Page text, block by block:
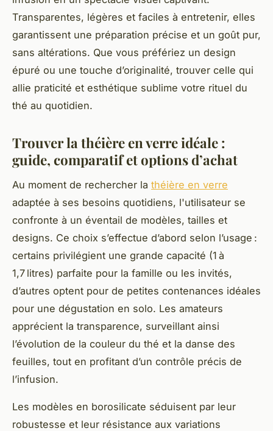
Transparentes, légères et faciles à entretenir, elles
garantissent une préparation précise et un goût pur,
sans altérations. Que vous préfériez un design
épuré ou une touche d’originalité, trouver celle qui
allie praticité et esthétique sublime votre rituel du
thé au quotidien.
Trouver la théière en verre idéale :
guide, comparatif et options d’achat
Au moment de rechercher la théière en verre
adaptée à ses besoins quotidiens, l'utilisateur se
confronte à un éventail de modèles, tailles et
designs. Ce choix s’effectue d’abord selon l’usage :
certains privilégient une grande capacité (1 à
1,7 litres) parfaite pour la famille ou les invités,
d’autres optent pour de petites contenances idéales
pour une dégustation en solo. Les amateurs
apprécient la transparence, surveillant ainsi
l’évolution de la couleur du thé et la danse des
feuilles, tout en profitant d’un contrôle précis de
l’infusion.
Les modèles en borosilicate séduisent par leur
robustesse et leur résistance aux variations